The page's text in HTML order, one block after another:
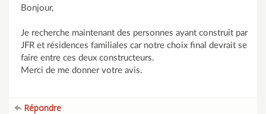
Bonjour,
Je recherche maintenant des personnes ayant construit par
JFR et résidences familiales car notre choix final devrait se
faire entre ces deux constructeurs.
Merci de me donner votre avis.
Répondre